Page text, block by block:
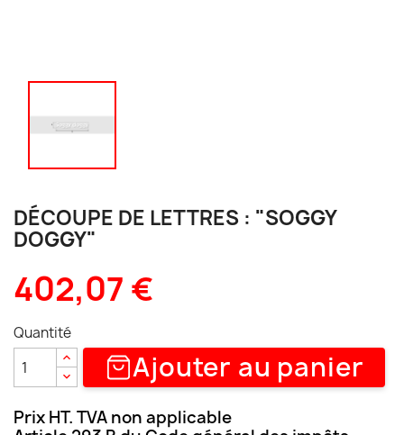
DÉCOUPE DE LETTRES : "SOGGY
DOGGY"
402,07 €
Quantité
Ajouter au panier
Prix HT. TVA non applicable